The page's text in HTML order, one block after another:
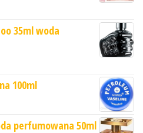
35ml woda
100ml
perfumowana 50ml